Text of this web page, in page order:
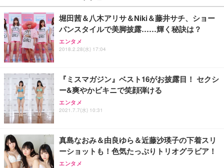
￥27,999
Sezlife オフィスチェア デスクチェア 疲れない テレ
ワーク チェア 強化バックレスト 30度ロッキング機
能 人間工学 椅子 腰サポート 90度跳ね上げ式アーム
務用 おしゃれ パソコンチェア (ブラック)
Sezlife オフィスチェア デスクチェア 疲れない テレ
ワーク チェア 強化バックレスト 30度ロッキング機
能 人間工学 椅子 腰サポート 90度跳ね上げ式アーム
務用 おしゃれ パソコンチェア (ホワイト)
ANDWINT オフィスチェア デスクチェア 肘なし メ
ッシュ 通気性 ランバーサポート付き 腰サポート ガ
￥109,572
【純正品】27"ゲーミングモニター DualSense 充電
フック付き（CFI-ZDM1J）
【整備済み品】Dell E2724HS 27インチ 液晶モニタ
ー フルHD（1920×1080）VA 非光沢 HDMI/DisplayP
ort/VGA スピーカー内蔵 高さ調整 スイベル VESA対
【MiniLED/24.5inch/280Hz/FHD】GRAPHT THE S
HOOTER Gaming Monitor 24” Essential ゲーミン
￥3,234
ネオ・ルーライフ ネオ・オムツ L 中型犬用 26枚入
り 単品
Smart Basic(スマートベーシック) 【Amazon.co.jp
限定】 Smart Basic アイリスオーヤマ ペットシーツ
超厚型 お徳用 ワイド 100枚入 (x 1) (ケース販売)
アイリスオーヤマ ペットシーツ 超厚型 お徳用 レギ
堀田茜＆八木アリサ＆Niki＆藤井サチ、ショー
パンスタイルで美脚披露……輝く秘訣は？
エンタメ
2018.2.28(水) 17:04
『ミスマガジン』ベスト16がお披露目！ セクシ
ー&爽やかビキニで笑顔弾ける
エンタメ
2021.7.7(水) 10:31
真島なおみ＆由良ゆら＆近藤沙瑛子の下着スリ
ーショットも！色気たっぷりトリオグラビア！
エンタメ